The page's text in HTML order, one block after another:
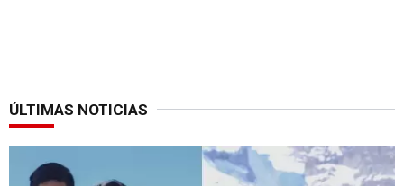
ÚLTIMAS NOTICIAS